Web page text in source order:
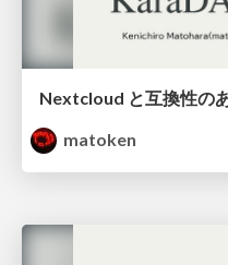
matoken